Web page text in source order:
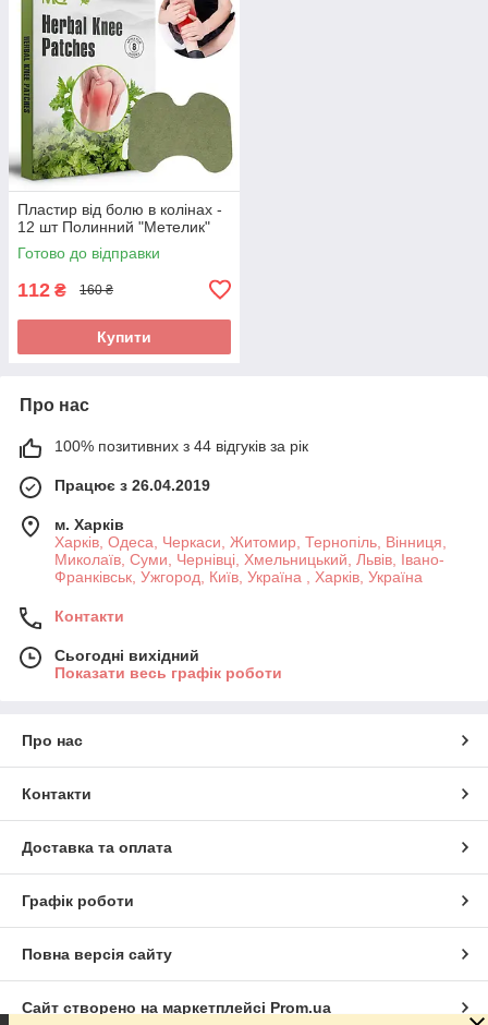
Пластир від болю в колінах -
12 шт Полинний "Метелик"
Готово до відправки
112 ₴ 160 ₴
Купити
Про нас
100% позитивних з 44 відгуків за рік
Працює з 26.04.2019
м. Харків
Харків, Одеса, Черкаси, Житомир, Тернопіль, Вінниця,
Миколаїв, Суми, Чернівці, Хмельницький, Львів, Івано-
Франківськ, Ужгород, Київ, Україна , Харків, Україна
Контакти
Сьогодні вихідний
Показати весь графік роботи
Про нас
Контакти
Доставка та оплата
Графік роботи
Повна версія сайту
Сайт створено на маркетплейсі Prom.ua